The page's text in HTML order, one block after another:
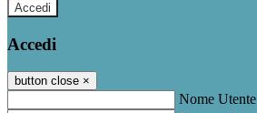
Accedi
Accedi
button close ×
Nome Utente